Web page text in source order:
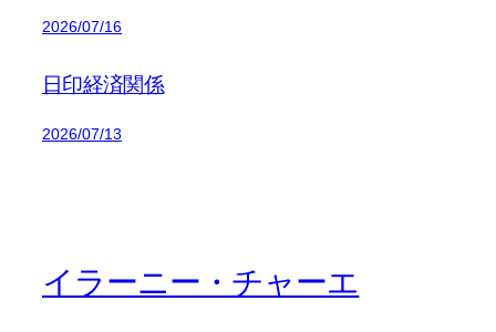
2026/07/16
日印経済関係
2026/07/13
イラーニー・チャーエ